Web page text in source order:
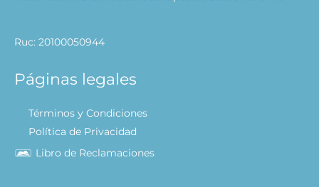
Ruc: 20100050944
Páginas legales
Términos y Condiciones
Política de Privacidad
Libro de Reclamaciones